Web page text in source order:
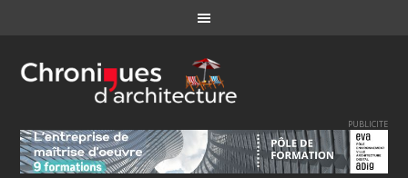
PUBLICITE